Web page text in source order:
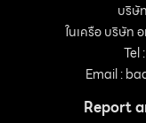
บริษั
ในเครือ บริษัท
Tel
Email :
Report